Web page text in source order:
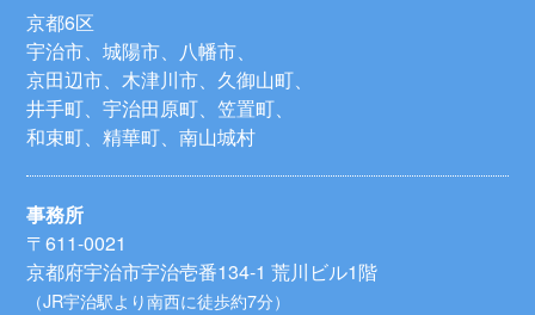
京都6区
宇治市、城陽市、八幡市、
京田辺市、木津川市、久御山町、
井手町、宇治田原町、笠置町、
和束町、精華町、南山城村
事務所
〒611-0021
京都府宇治市宇治壱番134-1 荒川ビル1階
（JR宇治駅より南西に徒歩約7分）